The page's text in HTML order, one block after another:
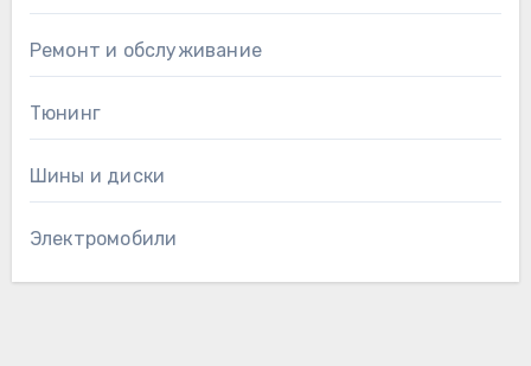
Ремонт и обслуживание
Тюнинг
Шины и диски
Электромобили